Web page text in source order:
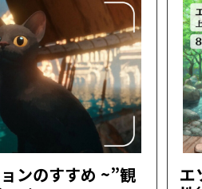
ンのすすめ ~”観
エ